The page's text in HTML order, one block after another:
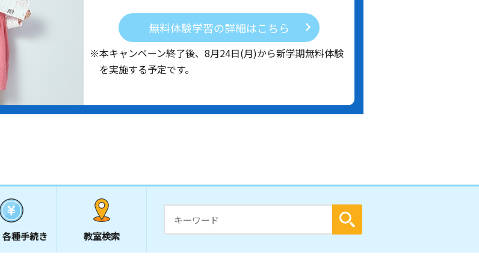
無料体験学習の詳細はこちら
※本キャンペーン終了後、 8月24日(月)から新学期無料体験
を実施する予定です。
各種手続き 教室検索